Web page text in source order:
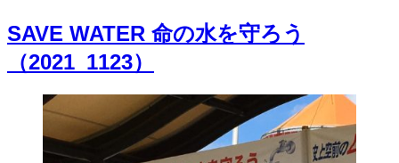
日:
SAVE WATER 命の水を守ろう
（2021_1123）